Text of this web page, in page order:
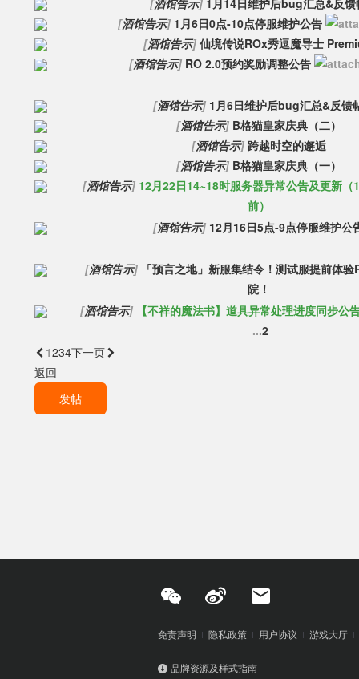
[酒馆告示] 1月14日维护后bug汇总&反馈
[酒馆告示] 1月6日0点-10点停服维护公告
[酒馆告示] 仙境传说ROx秀逗魔导士
[酒馆告示] RO 2.0预约奖励调整公告
[酒馆告示] 1月6日维护后bug汇总&反馈
[酒馆告示] B格猫皇家庆典（二）
[酒馆告示] 跨越时空的邂逅
[酒馆告示] B格猫皇家庆典（一）
[酒馆告示] 12月22日14~18时服务器异常公告及更新（
前）
[酒馆告示] 12月16日5点-9点停服维护公
[酒馆告示] 「预言之地」新服集结令！测试服提前体
院！
[酒馆告示]
【不祥的魔法书】道具异常处理进度同步公
...2
 1234下一页
返回
发帖
免责声明 隐私政策 用户协议 游戏大厅
品牌资源及样式指南